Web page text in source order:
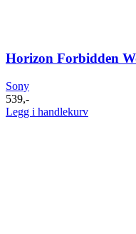
Horizon Forbidden
Sony
539,-
Legg i handlekurv